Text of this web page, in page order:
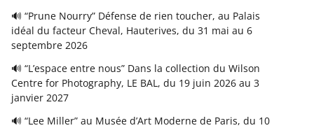
🔊 “Prune Nourry” Défense de rien toucher, au Palais
idéal du facteur Cheval, Hauterives, du 31 mai au 6
septembre 2026
🔊 “L’espace entre nous” Dans la collection du Wilson
Centre for Photography, LE BAL, du 19 juin 2026 au 3
janvier 2027
🔊 “Lee Miller” au Musée d’Art Moderne de Paris, du 10